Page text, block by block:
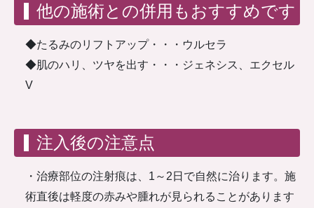
他の施術との併用もおすすめです
◆たるみのリフトアップ・・・ウルセラ
◆肌のハリ、ツヤを出す・・・ジェネシス、エクセル
V
注入後の注意点
・治療部位の注射痕は、1～2日で自然に治ります。施
術直後は軽度の赤みや腫れが見られることがあります